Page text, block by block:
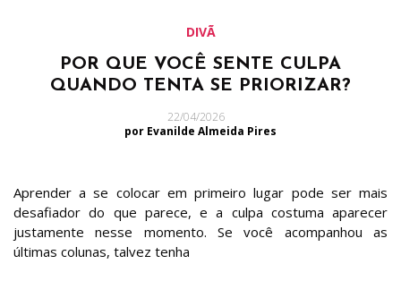
DIVÃ
POR QUE VOCÊ SENTE CULPA
QUANDO TENTA SE PRIORIZAR?
22/04/2026
por Evanilde Almeida Pires
Aprender a se colocar em primeiro lugar pode ser mais
desafiador do que parece, e a culpa costuma aparecer
justamente nesse momento. Se você acompanhou as
últimas colunas, talvez tenha